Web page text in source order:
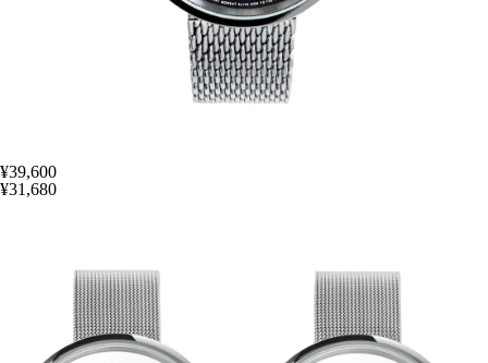
¥39,600
¥31,680